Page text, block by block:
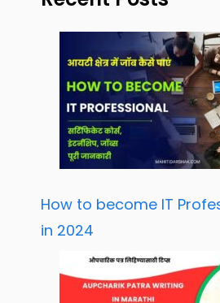
How to become IT
in 2024